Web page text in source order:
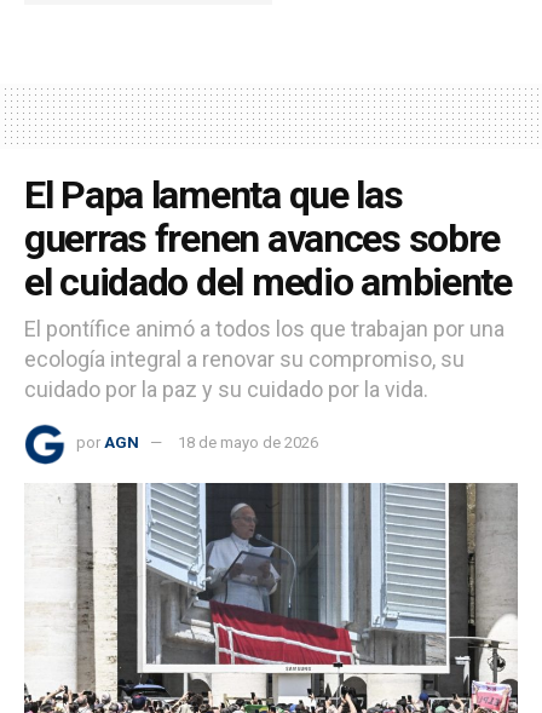
El Papa lamenta que las
guerras frenen avances sobre
el cuidado del medio ambiente
El pontífice animó a todos los que trabajan por una
ecología integral a renovar su compromiso, su
cuidado por la paz y su cuidado por la vida.
por AGN 18 de mayo de 2026